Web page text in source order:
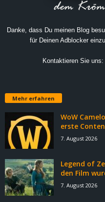
Danke, dass Du meinen Blog
für Deinen Adblocker
Kontaktieren Sie uns:
Mehr erfahren
WoW
erste
7. August 2026
Legend of
den Film
7. August 2026